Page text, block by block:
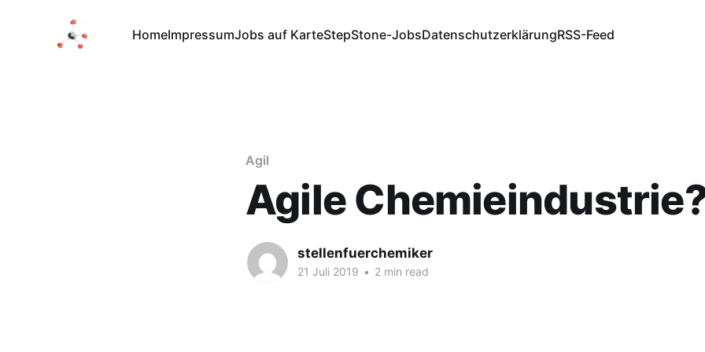
HomeImpressumJobs auf KarteStepStone-JobsDatenschutzerklärungRSS-Feed
Agil
Agile
stellenfuerchemiker
21 Juli 2019 • 2 min read